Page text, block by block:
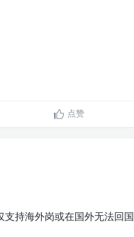
点赞
持海外岗或在国外无法回国